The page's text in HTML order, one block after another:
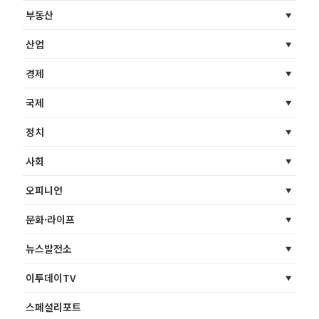
부동산
산업
경제
국제
정치
사회
오피니언
문화·라이프
뉴스발전소
이투데이TV
스페셜리포트